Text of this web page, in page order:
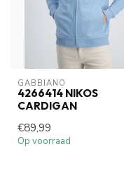
GABBIANO
4266414 NIKOS
CARDIGAN
€89,99
Op voorraad